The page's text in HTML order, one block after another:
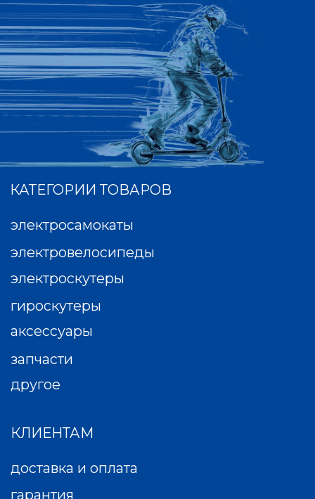
получаем и обрабатываем персональные
данные посетителей нашего сайта в
соответствии с официальной политикой и
пользовательским соглашением. Если вы не
даете согласие на обработку своих
персональных данных, Вам необходимо
покинуть наш сайт.